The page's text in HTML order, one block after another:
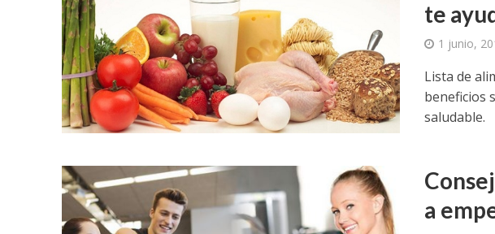
te
1 junio,
Lista de
beneficios
saludable.
a